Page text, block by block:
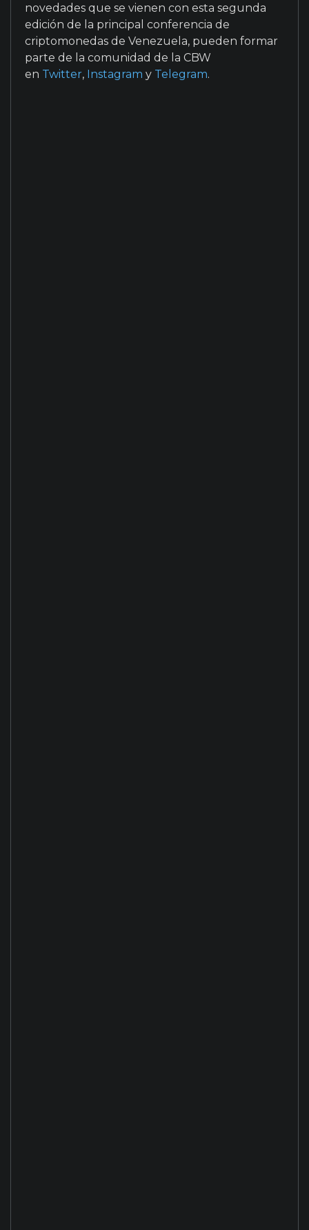
novedades que se vienen con esta segunda
edición de la principal conferencia de
criptomonedas de Venezuela, pueden formar
parte de la comunidad de la CBW
en Twitter, Instagram y Telegram.